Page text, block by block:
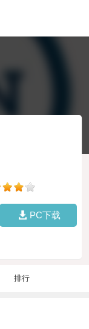
PC下载
排行